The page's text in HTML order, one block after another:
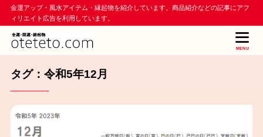
金運アップ・風水アイテム・縁起物を紹介しています。商品紹介などの記事にアフ
ィリエイト広告を利用しています。
MENU
タグ：令和5年12月